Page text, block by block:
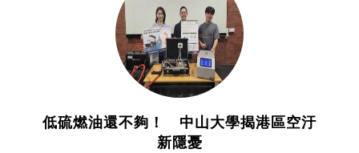
低硫燃油還不夠！ 中山大學揭港區空汙
新隱憂